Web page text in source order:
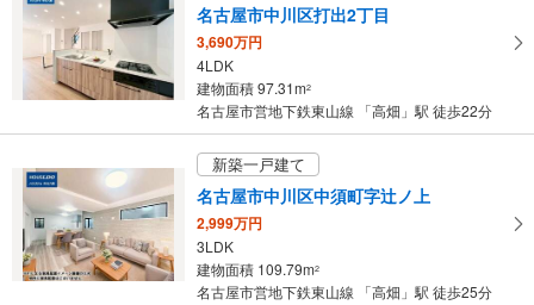
名古屋市中川区打出2丁目
3,690万円
4LDK
建物面積 97.31m2
名古屋市営地下鉄東山線 「高畑」駅 徒歩22分
新築一戸建て
名古屋市中川区中須町字辻ノ上
2,999万円
3LDK
建物面積 109.79m2
名古屋市営地下鉄東山線 「高畑」駅 徒歩25分